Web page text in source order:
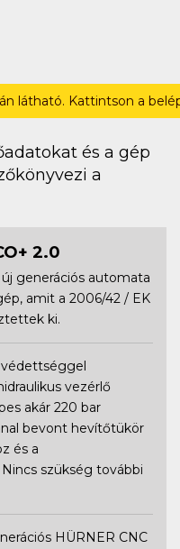
látható. Kattintson a
és a gép
a
2.0
generációs automata
amit a 2006/42 / EK
ki.
vezérlő
akár 220 bar
bevont hevítőtükör
és a
szükség további
HÜRNER CNC